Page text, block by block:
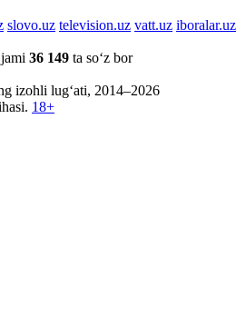
slovo.uz television.uz vatt.uz iboralar.uz
36 149 ta so‘z bor
izohli lug‘ati, 2014–2026
18+